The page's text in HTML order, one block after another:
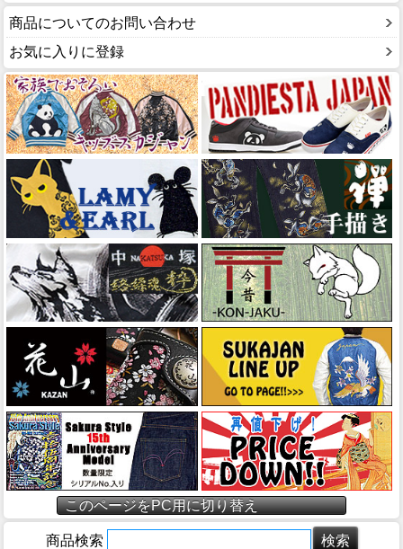
商品についてのお問い合わせ
お気に入りに登録
このページをPC用に切り替え
商品検索